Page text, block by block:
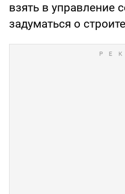
взять в управление
задуматься о